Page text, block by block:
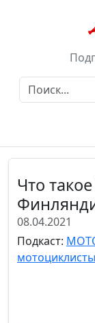
Что
08.04.2021
Подкаст:
мотоциклисты